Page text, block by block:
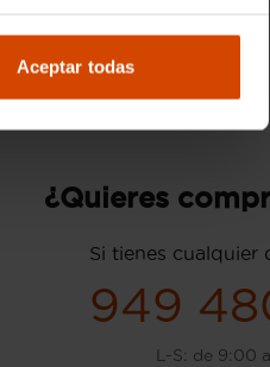
Aceptar todas
¿Quieres
Si tienes cualquier
949
L-S: de 9:00